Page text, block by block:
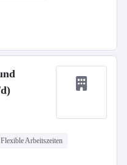
Flexible Arbeitszeiten